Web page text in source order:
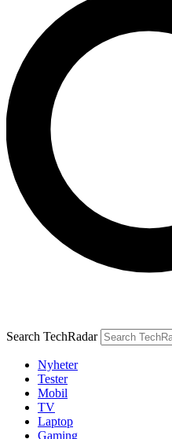
Search TechRadar
Nyheter
Tester
Mobil
TV
Laptop
Gaming